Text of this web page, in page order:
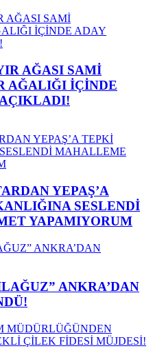
AĞASI SAMİ
AĞALIĞI İÇİNDE
YEPAŞ’A
SESLENDİ
YAPAMIYORUM
ANKRA’DAN